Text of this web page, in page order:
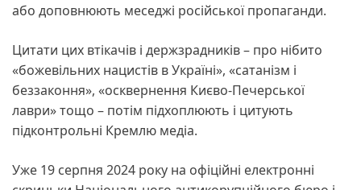
або доповнюють меседжі російської пропаганди.
Цитати цих втікачів і держзрадників – про нібито
«божевільних нацистів в Україні», «сатанізм і
беззаконня», «осквернення Києво-Печерської
лаври» тощо – потім підхоплюють і цитують
підконтрольні Кремлю медіа.
Уже 19 серпня 2024 року на офіційні електронні